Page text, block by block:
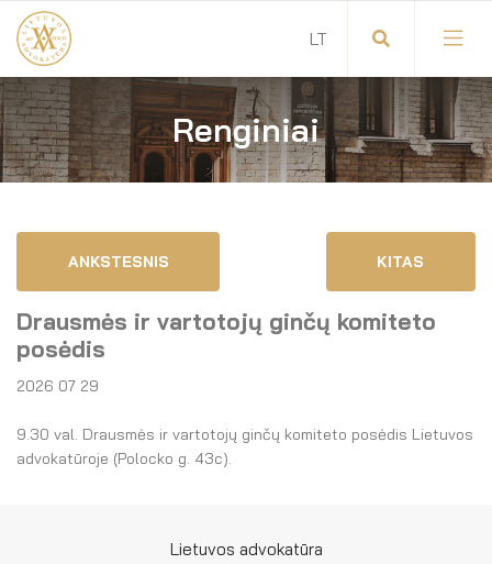
Visuotinis advokatų susirinkimas
Advokatų tarybos pirmininkas
Advokatų taryba
Komitetai
Administracija
Savitarna
Savivaldos teisės aktai
Dokumentų atmintinė
Gynėjas
Renginiai
ANKSTESNIS KITAS
Drausmės ir vartotojų ginčų komiteto
posėdis
2026 07 29
9.30 val. Drausmės ir vartotojų ginčų komiteto posėdis Lietuvos
advokatūroje (Polocko g. 43c).
Lietuvos advokatūra